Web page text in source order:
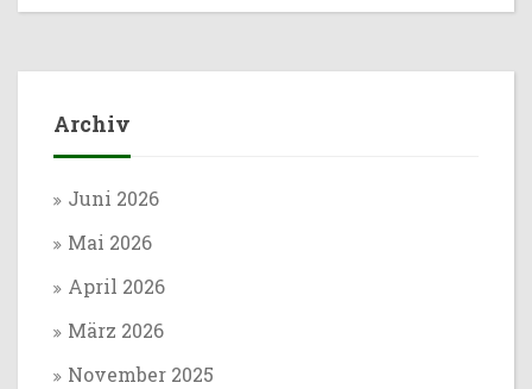
Archiv
Juni 2026
Mai 2026
April 2026
März 2026
November 2025